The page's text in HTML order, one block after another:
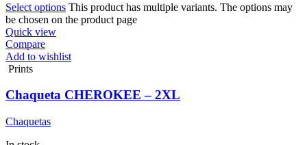
Select options This product has multiple variants. The options may
be chosen on the product page
Quick view
Compare
Add to wishlist
Prints
Chaqueta CHEROKEE – 2XL
Chaquetas